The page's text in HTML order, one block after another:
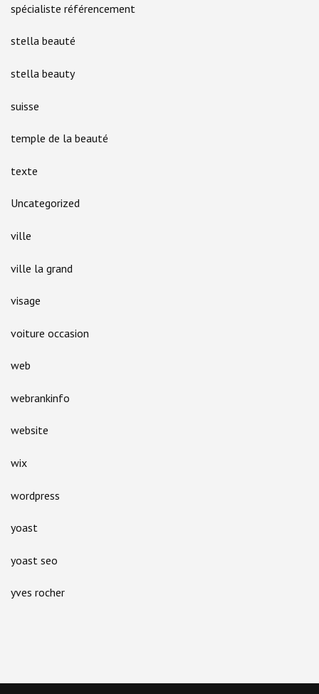
spécialiste référencement
stella beauté
stella beauty
suisse
temple de la beauté
texte
Uncategorized
ville
ville la grand
visage
voiture occasion
web
webrankinfo
website
wix
wordpress
yoast
yoast seo
yves rocher